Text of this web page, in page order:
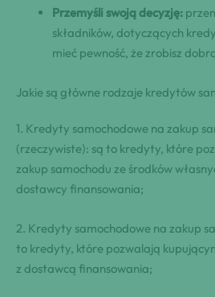
Przemyśli swoją decyzję:
składników, dotyczących
mieć pewność, że zrobisz
Jakie są główne rodzaje kredytów
1. Kredyty samochodowe na zakup
(rzeczywiste): są to kredyty, które
zakup samochodu ze środków
dostawcy finansowania;
2. Kredyty samochodowe na zakup
to kredyty, które pozwalają
z dostawcą finansowania;